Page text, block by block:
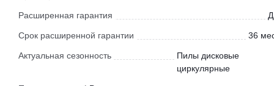
Расширенная гарантия
Срок расширенной гарантии 36
Актуальная сезонность
Пилы дисковые
циркулярные